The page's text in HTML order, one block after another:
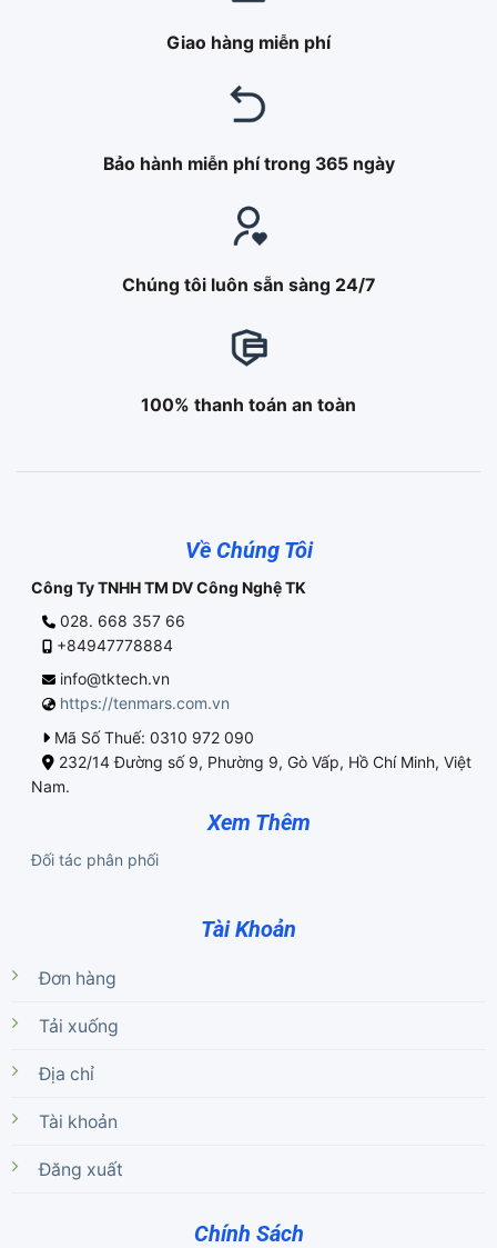
Giao hàng miễn phí
Bảo hành miễn phí trong 365 ngày
Chúng tôi luôn sẵn sàng 24/7
100% thanh toán an toàn
Về Chúng Tôi
Công Ty TNHH TM DV Công Nghệ TK
028. 668 357 66
+84947778884
info@tktech.vn
https://tenmars.com.vn
Mã Số Thuế: 0310 972 090
232/14 Đường số 9, Phường 9, Gò Vấp, Hồ Chí Minh, Việt
Nam.
Xem Thêm
Đối tác phân phối
Tài Khoản
Đơn hàng
Tải xuống
Địa chỉ
Tài khoản
Đăng xuất
Chính Sách